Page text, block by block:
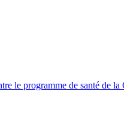
le programme de santé de la